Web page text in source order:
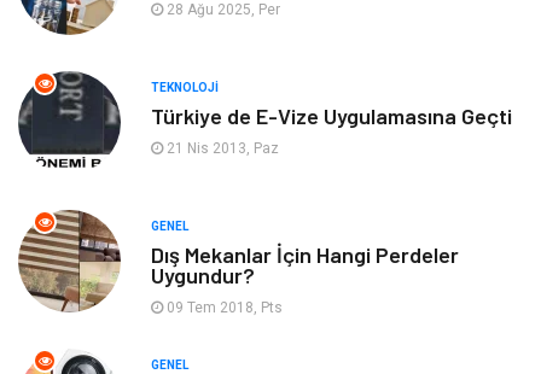
Webmaster Araçları
Görsel
Hediyelik Eşya Kültür
28 Ağu 2025, Per
TEKNOLOJI
Türkiye de E-Vize Uygulamasına Geçti
21 Nis 2013, Paz
GENEL
Dış Mekanlar İçin Hangi Perdeler
Uygundur?
09 Tem 2018, Pts
GENEL